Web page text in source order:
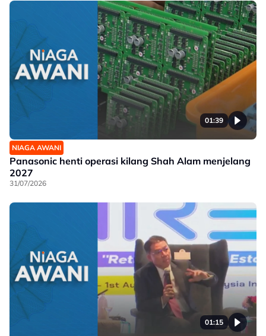
01:39
NIAGA AWANI
Panasonic henti operasi kilang Shah Alam menjelang
2027
31/07/2026
01:15